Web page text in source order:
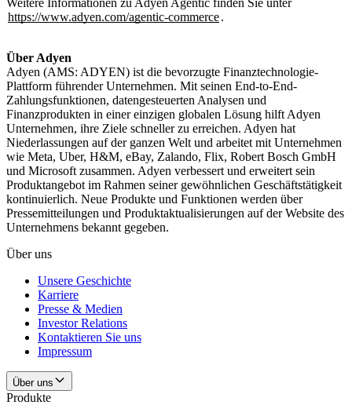
https://www.adyen.com/agentic-commerce.
Adyen (AMS: ADYEN) ist die bevorzugte Finanztechnologie-
Plattform führender Unternehmen. Mit seinen End-to-End-
Zahlungsfunktionen, datengesteuerten Analysen und
Finanzprodukten in einer einzigen globalen Lösung hilft Adyen
Unternehmen, ihre Ziele schneller zu erreichen. Adyen hat
Niederlassungen auf der ganzen Welt und arbeitet mit Unternehmen
wie Meta, Uber, H&M, eBay, Zalando, Flix, Robert Bosch GmbH
und Microsoft zusammen. Adyen verbessert und erweitert sein
Produktangebot im Rahmen seiner gewöhnlichen Geschäftstätigkeit
kontinuierlich. Neue Produkte und Funktionen werden über
Pressemitteilungen und Produktaktualisierungen auf der Website des
Unternehmens bekannt gegeben.
Über uns
Unsere Geschichte
Karriere
Presse & Medien
Investor Relations
Kontaktieren Sie uns
Impressum
Über uns
Produkte